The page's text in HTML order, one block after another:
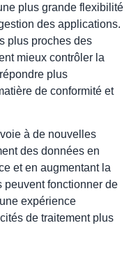
plus grande flexibilité
des applications.
plus proches des
mieux contrôler la
plus
de conformité et
à de nouvelles
des données en
et en augmentant la
peuvent fonctionner de
expérience
de traitement plus